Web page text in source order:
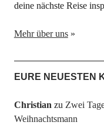
deine nächste Reise
Mehr über uns»
EURE NEUESTEN
Christian zu Zwei
Weihnachtsmann